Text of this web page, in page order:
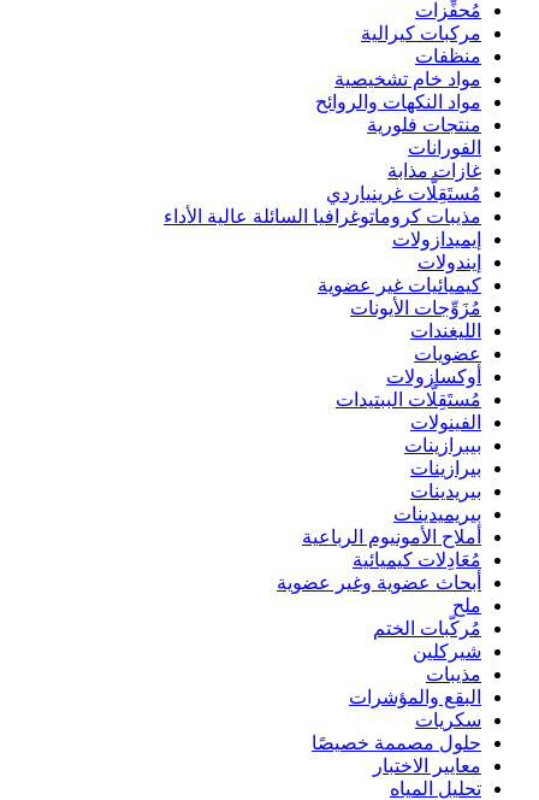
مُحفِّزات
مركبات كيرالية
منظفات
مواد خام تشخيصية
مواد النكهات والروائح
منتجات فلورية
الفورانات
غازات مذابة
مُستَقِلَّات غرينياردي
مذيبات كروماتوغرافيا السائلة عالية الأداء
إيميدازولات
إيندولات
كيميائيات غير عضوية
مُزَوِّجات الأيونات
الليغندات
عضويات
أوكسازولات
مُستَقِلَّات الببتيدات
الفينولات
بيبرازينات
بيرازينات
بيريدينات
بيريميدينات
أملاح الأمونيوم الرباعية
مُعَادِلات كيميائية
أبحاث عضوية وغير عضوية
ملح
مُركّبات الختم
شيركلين
مذيبات
البقع والمؤشرات
سكريات
حلول مصممة خصيصًا
معايير الاختبار
تحليل المياه